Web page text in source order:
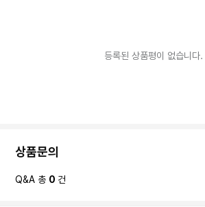
등록된 상품평이 없습니다.
상품문의
Q&A 총 0 건